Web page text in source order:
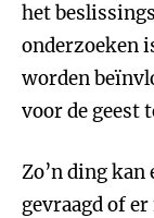
het
onderzoeken
worden
voor de geest
Zo’n ding
gevraagd of